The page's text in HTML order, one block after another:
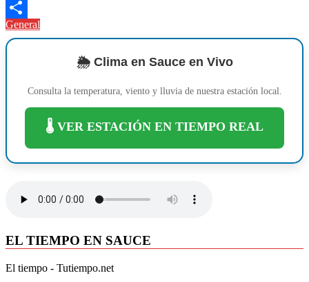
Link
Telegram
Compartir
General
🌦️ Clima en Sauce en Vivo
Consulta la temperatura, viento y lluvia de nuestra estación local.
🌡️ VER ESTACIÓN EN TIEMPO REAL
EL TIEMPO EN SAUCE
El tiempo - Tutiempo.net